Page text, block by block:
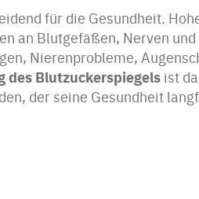
für die Gesundheit.
an Blutgefäßen, Nerven
Nierenprobleme,
des Blutzuckerspiegels ist
der seine Gesundheit